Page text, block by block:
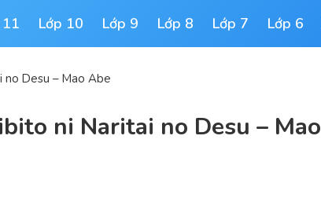
Lớp 10 Lớp 9 Lớp 8 Lớp 7 Lớp 6
no Desu – Mao Abe
ni Naritai no Desu – Mao